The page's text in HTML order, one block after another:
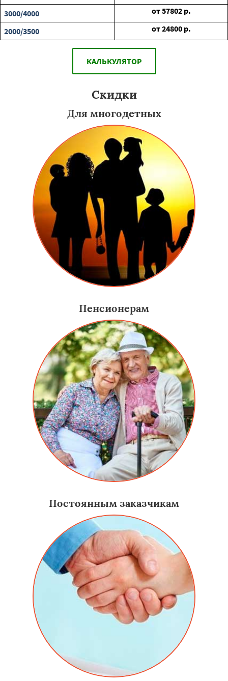
3000/4000
от57802 р.
2000/3500
от24800 р.
КАЛЬКУЛЯТОР
Скидки
Для многодетных
Пенсионерам
Постоянным заказчикам